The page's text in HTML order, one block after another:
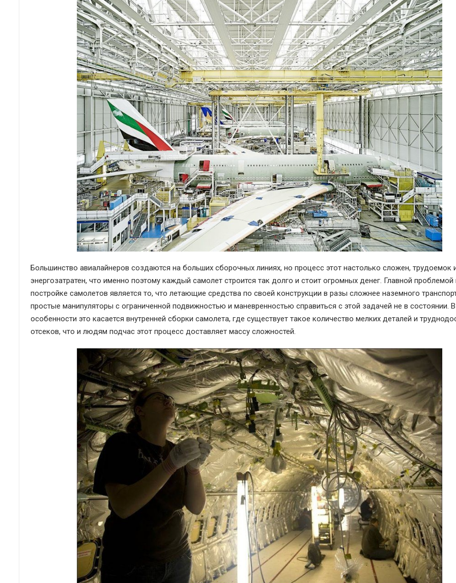
Большинство авиалайнеров создаются на больших сборочных линиях, но процесс этот настолько сложен, трудоемок
энергозатратен, что именно поэтому каждый самолет строится так долго и стоит огромных денег. Главной проблемой
постройке самолетов является то, что летающие средства по своей конструкции в разы сложнее наземного
простые манипуляторы с ограниченной подвижностью и маневренностью справиться с этой задачей не в состоянии. В
особенности это касается внутренней сборки самолета, где существует такое количество мелких деталей и
отсеков, что и людям подчас этот процесс доставляет массу сложностей.